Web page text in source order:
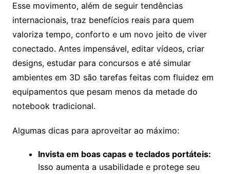
Esse movimento, além de seguir tendências
internacionais, traz benefícios reais para quem
valoriza tempo, conforto e um novo jeito de viver
conectado. Antes impensável, editar vídeos, criar
designs, estudar para concursos e até simular
ambientes em 3D são tarefas feitas com fluidez em
equipamentos que pesam menos da metade do
notebook tradicional.
Algumas dicas para aproveitar ao máximo:
Invista em boas capas e teclados portáteis:
Isso aumenta a usabilidade e protege seu